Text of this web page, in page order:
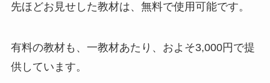
先ほどお見せした教材は、無料で使用可能です。
有料の教材も、一教材あたり、およそ3,000円で提
供しています。